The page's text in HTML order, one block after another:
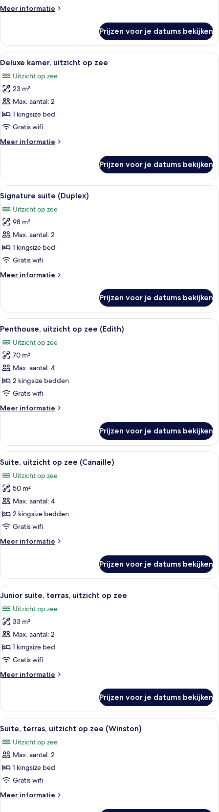
laden
Meer informatie
Meer
kamer,
uitzicht
op
Prijzen voor je datums bekijken
Alle
foto's
voor
Deluxe
kamer,
uitzicht
op
laden
Een hotelkamer met een groot bed,
5
Deluxe kamer, uitzicht op zee
Uitzicht op zee
23 m²
Max. aantal: 2
1 kingsize bed
Gratis wifi
Meer informatie
Meer
kamer,
uitzicht
op
zee
Prijzen voor je datums bekijken
Alle
foto's
voor
Signature
suite
(Duplex)
laden
Signature suite (Duplex) | Luxe
7
Signature suite (Duplex)
Uitzicht op zee
98 m²
Max. aantal: 2
1 kingsize bed
Gratis wifi
Meer informatie
Meer
suite
(Duplex)
Prijzen voor je datums bekijken
Alle
foto's
voor
Penthouse,
uitzicht
op
zee
laden
Penthouse, uitzicht op zee (Edith) |
7
Penthouse, uitzicht op zee (Edith)
Uitzicht op zee
70 m²
Max. aantal: 4
2 kingsize bedden
Gratis wifi
Meer informatie
Meer
uitzicht
op
zee
Prijzen voor je datums bekijken
Alle
foto's
voor
Suite,
uitzicht
op
zee
laden
Een moderne hotelkamer met een
5
Suite, uitzicht op zee (Canaille)
Uitzicht op zee
50 m²
Max. aantal: 4
2 kingsize bedden
Gratis wifi
Meer informatie
Meer
uitzicht
op
zee
Prijzen voor je datums bekijken
Alle
foto's
voor
Junior
suite,
terras,
uitzicht
zee
Een moderne hotelkamer met een
6
Junior suite, terras, uitzicht op zee
Uitzicht op zee
33 m²
Max. aantal: 2
1 kingsize bed
Gratis wifi
Meer informatie
Meer
suite,
terras,
uitzicht
zee
Prijzen voor je datums bekijken
Alle
foto's
voor
Suite,
terras,
uitzicht
op
zee
Een moderne hotelkamer met een
7
Suite, terras, uitzicht op zee (Winston)
Uitzicht op zee
Max. aantal: 2
1 kingsize bed
Gratis wifi
Meer informatie
Meer